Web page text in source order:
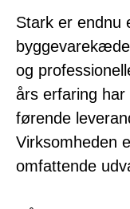
Stark er endnu
og
års erfaring
førende
Virksomheden
omfattende